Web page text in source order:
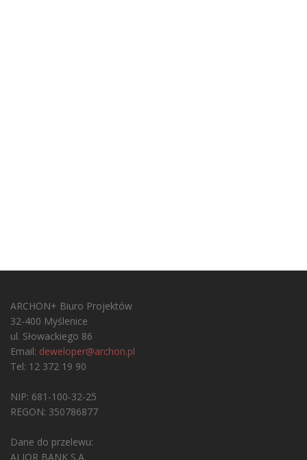
ARCHON+ Biuro Projektów
32-400 Myślenice
ul. Słowackiego 86
Email: deweloper@archon.pl
Tel: 12 372 19 90
NIP: 681-100-32-25
REGON: 350786877
Dane do przelewu:
ALIOR BANK S.A.